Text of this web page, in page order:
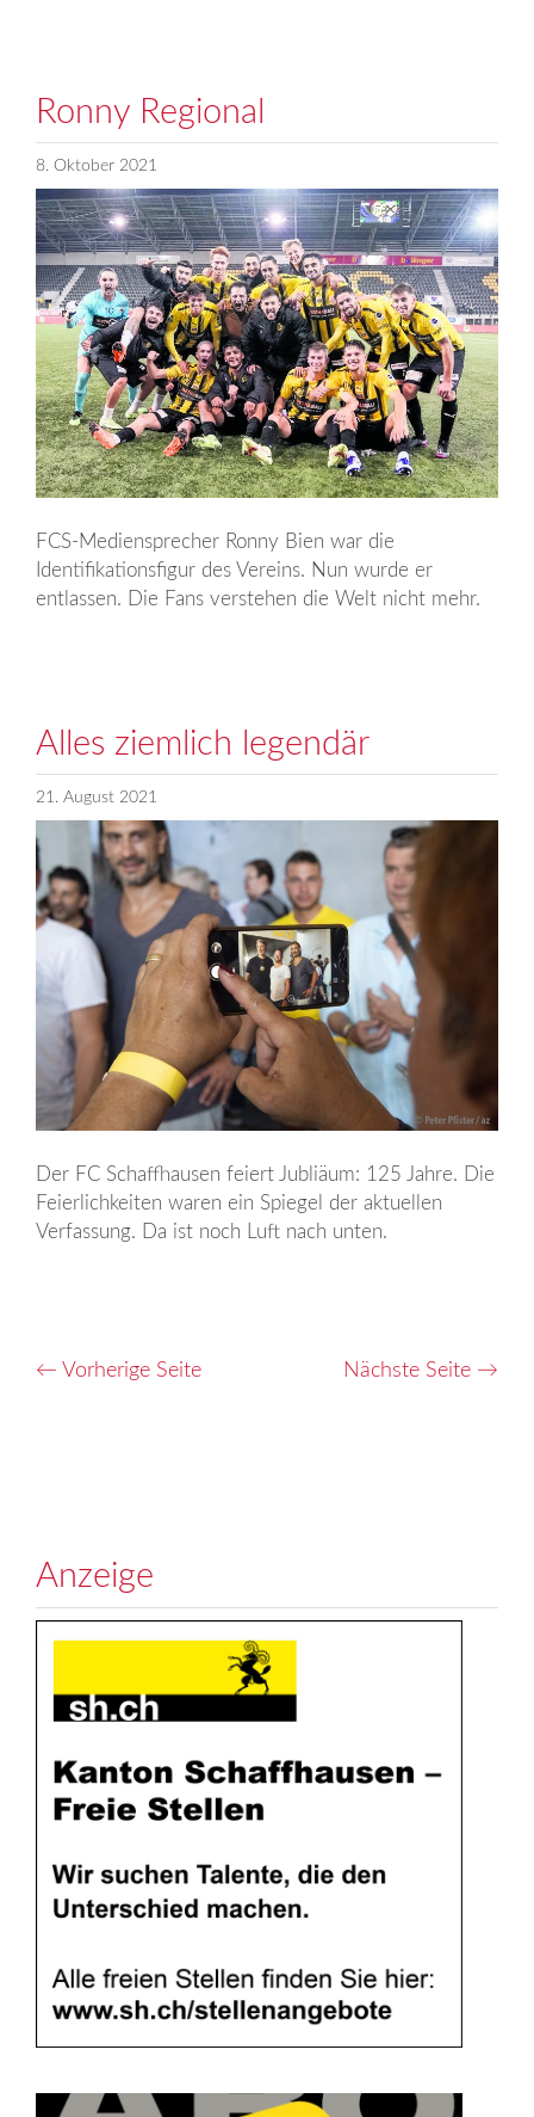
Ronny Regional
8. Oktober 2021
FCS-Mediensprecher Ronny Bien war die
Identifikations­figur des Vereins. Nun wurde er
entlassen. Die Fans ver­stehen die Welt nicht mehr.
Alles ziemlich legendär
21. August 2021
Der FC Schaffhausen feiert Jubliäum: 125 Jahre. Die
Feierlichkeiten waren ein Spiegel der aktuellen
Verfassung. Da ist noch Luft nach unten.
← Vorherige Seite Nächste Seite →
Anzeige